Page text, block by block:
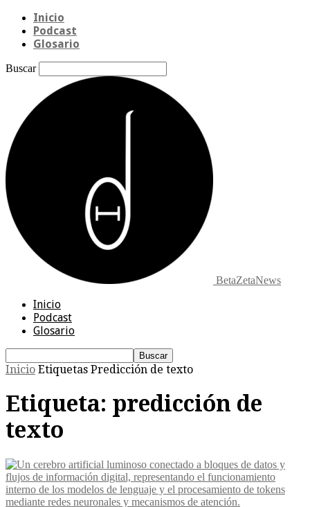
Inicio
Podcast
Glosario
Buscar
BetaZetaNews
Inicio
Podcast
Glosario
Inicio Etiquetas Predicción de texto
Etiqueta: predicción de
texto